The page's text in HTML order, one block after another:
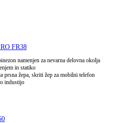
FR38
namenjen za nevarna delovna okolja
in statiko
prsna žepa, skriti žep za mobilni telefon
industijo